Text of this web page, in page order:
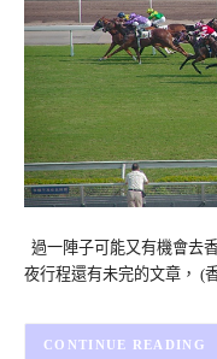
過一陣子可能又有機會去
夜行程還有未完的文章， (
CONTINUE READING